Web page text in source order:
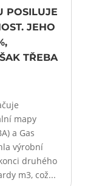
POSILUJE
JEHO
TŘEBA
mapy
a Gas
výrobní
druhého
m3, což...